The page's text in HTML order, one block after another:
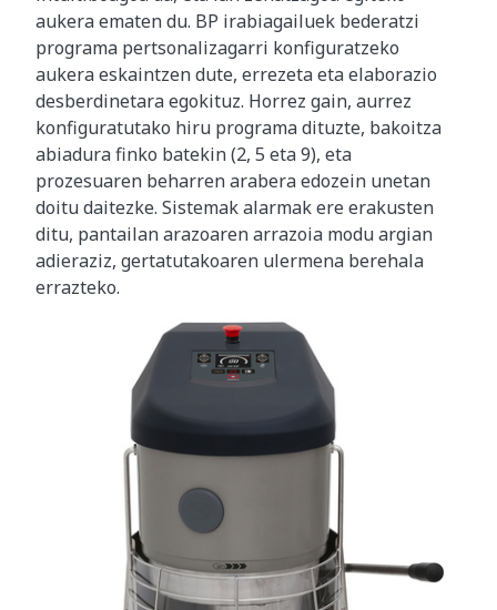
aukera ematen du. BP irabiagailuek bederatzi
programa pertsonalizagarri konfiguratzeko
aukera eskaintzen dute, errezeta eta elaborazio
desberdinetara egokituz. Horrez gain, aurrez
konfiguratutako hiru programa dituzte, bakoitza
abiadura finko batekin (2, 5 eta 9), eta
prozesuaren beharren arabera edozein unetan
doitu daitezke. Sistemak alarmak ere erakusten
ditu, pantailan arazoaren arrazoia modu argian
adieraziz, gertatutakoaren ulermena berehala
errazteko.